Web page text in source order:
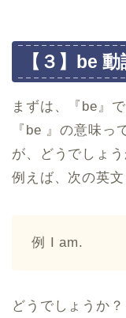
【３】be
まずは、『be』で
『be 』の意味っ
が、どうでしょう
例えば、次の英
例 I am.
どうでしょうか？